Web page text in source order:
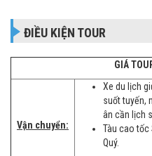
ĐIỀU KIỆN TOUR
GIÁ
Vận chuyển:
Xe du lịch
suốt tuyến,
ân cần lịch
Tàu cao tốc
Quý.